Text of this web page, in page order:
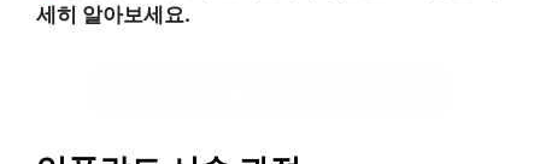
세히 알아보세요.